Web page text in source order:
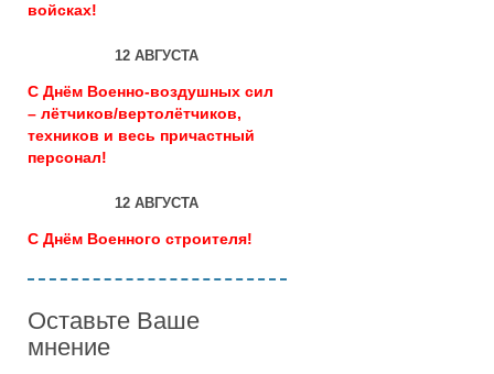
войсках!
12 АВГУСТА
С Днём Военно-воздушных сил
– лётчиков/вертолётчиков,
техников и весь причастный
персонал!
12 АВГУСТА
С Днём Военного строителя!
Оставьте Ваше
мнение